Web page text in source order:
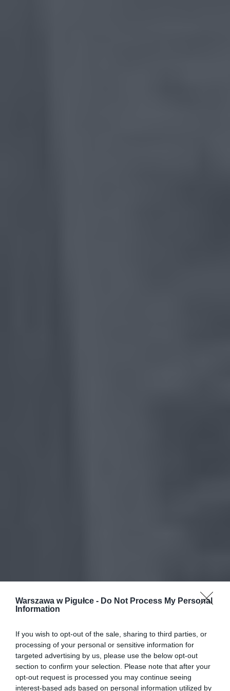
Warszawa w Pigułce - Do Not Process My Personal
Information
If you wish to opt-out of the sale, sharing to third parties, or
processing of your personal or sensitive information for
targeted advertising by us, please use the below opt-out
section to confirm your selection. Please note that after your
opt-out request is processed you may continue seeing
interest-based ads based on personal information utilized by